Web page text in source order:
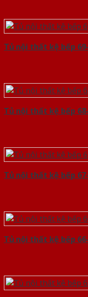
Tủ nội thất kệ bếp 69-
Tủ nội thất kệ bếp 68-
Tủ nội thất kệ bếp 67-
Tủ nội thất kệ bếp 66-